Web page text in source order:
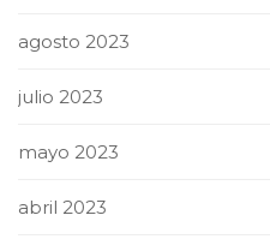
agosto 2023
julio 2023
mayo 2023
abril 2023